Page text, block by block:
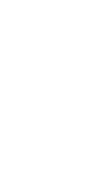
submenus)